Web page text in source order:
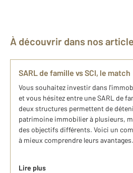
À découvrir dans nos
SARL de famille vs SCI, le match
Vous souhaitez investir dans
et vous hésitez entre une SARL de
deux structures permettent de
patrimoine immobilier à plusieurs,
des objectifs différents. Voici un
à mieux comprendre leurs avantages.
Lire plus